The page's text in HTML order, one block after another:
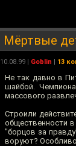
Мёртвые
10.08.99 | Goblin | 13
Не так давно в
шайбой.
массового
Строили
общественности
"борцов за
воруют?